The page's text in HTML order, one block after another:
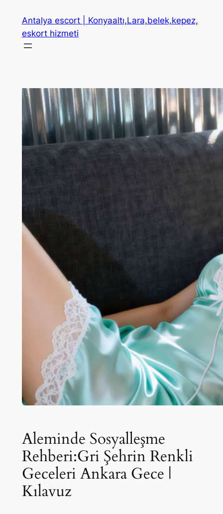
Antalya escort | Konyaaltı,Lara,belek,kepez,
eskort hizmeti
Aleminde Sosyalleşme
Rehberi:Gri Şehrin Renkli
Geceleri Ankara Gece |
Kılavuz